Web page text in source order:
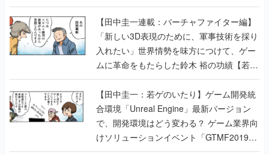
【若ゲのいたり最終回】
【田中圭一連載：バーチャファイター編】
「新しい3D表現のために、軍事技術を採り
入れたい」世界情勢を味方につけて、ゲー
ムに革命をもたらした鈴木 裕の功績【若ゲ
のいたり】
【田中圭一：若ゲのいたり】ゲーム開発統
合環境「Unreal Engine」最新バージョン
で、開発環境はどう変わる？ ゲーム業界向
けソリューションイベント「GTMF2019」
に行って、より理解を深めよう【PR】